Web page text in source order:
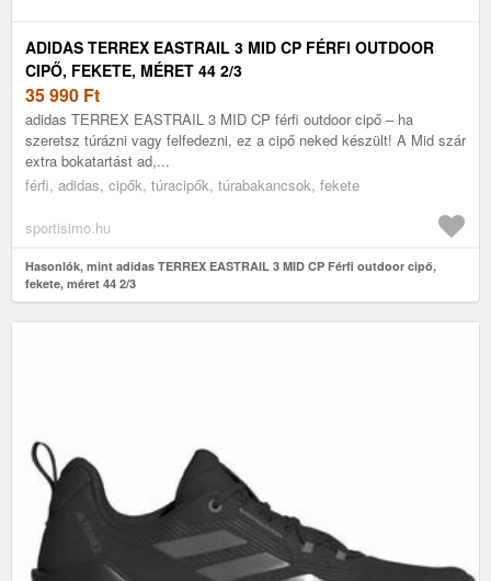
ADIDAS TERREX EASTRAIL 3 MID CP FÉRFI OUTDOOR
CIPŐ, FEKETE, MÉRET 44 2/3
35 990 Ft
adidas TERREX EASTRAIL 3 MID CP férfi outdoor cipő – ha
szeretsz túrázni vagy felfedezni, ez a cipő neked készült! A Mid szár
extra bokatartást ad,...
férfi, adidas, cipők, túracipők, túrabakancsok, fekete
sportisimo.hu
Hasonlók, mint adidas TERREX EASTRAIL 3 MID CP Férfi outdoor cipő,
fekete, méret 44 2/3